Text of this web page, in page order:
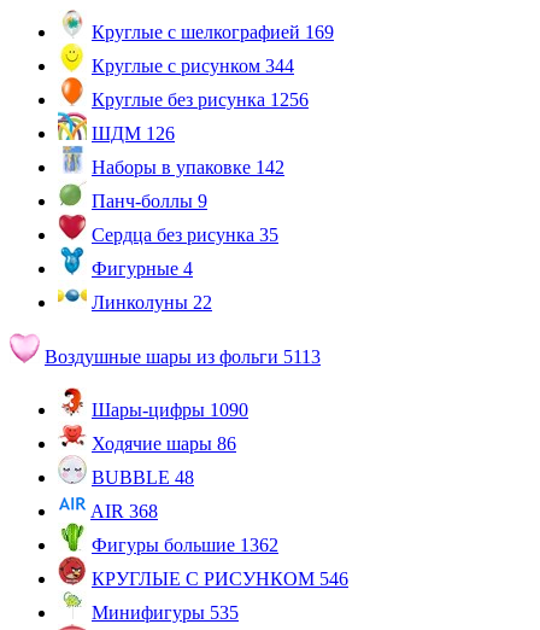
Круглые с шелкографией 169
Круглые с рисунком 344
Круглые без рисунка 1256
ШДМ 126
Наборы в упаковке 142
Панч-боллы 9
Сердца без рисунка 35
Фигурные 4
Линколуны 22
Воздушные шары из фольги 5113
Шары-цифры 1090
Ходячие шары 86
BUBBLE 48
AIR 368
Фигуры большие 1362
КРУГЛЫЕ С РИСУНКОМ 546
Минифигуры 535